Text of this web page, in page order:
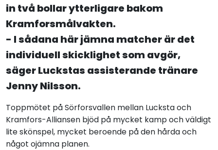
in två bollar ytterligare bakom
Kramforsmålvakten.
- I sådana här jämna matcher är det
individuell skicklighet som avgör,
säger Luckstas assisterande tränare
Jenny Nilsson.
Toppmötet på Sörforsvallen mellan Lucksta och
Kramfors-Alliansen bjöd på mycket kamp och väldigt
lite skönspel, mycket beroende på den hårda och
något ojämna planen.